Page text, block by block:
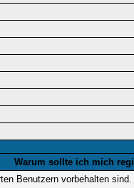
Warum sollte ich mich
Benutzern vorbehalten